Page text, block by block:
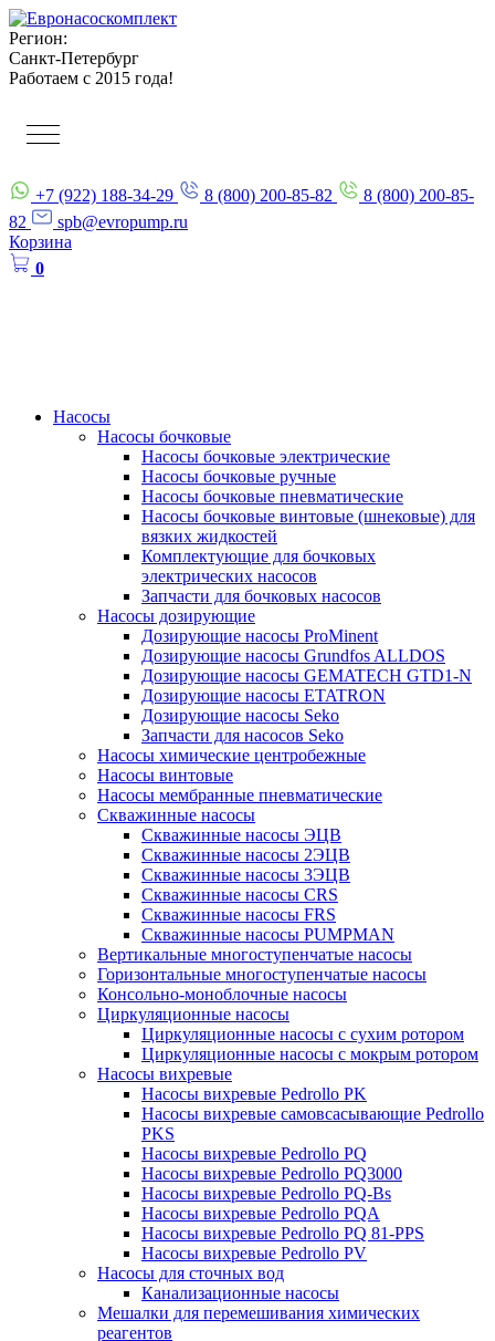
Регион:
Санкт-Петербург
Работаем с 2015 года!
+7 (922) 188-34-29 8 (800) 200-85-82
8 (800) 200-85-
82
spb@evropump.ru
Корзина
0
Насосы
Насосы бочковые
Насосы бочковые электрические
Насосы бочковые ручные
Насосы бочковые пневматические
Насосы бочковые винтовые (шнековые) для
вязких жидкостей
Комплектующие для бочковых
электрических насосов
Запчасти для бочковых насосов
Насосы дозирующие
Дозирующие насосы ProMinent
Дозирующие насосы Grundfos ALLDOS
Дозирующие насосы GEMATECH GTD1-N
Дозирующие насосы ETATRON
Дозирующие насосы Seko
Запчасти для насосов Seko
Насосы химические центробежные
Насосы винтовые
Насосы мембранные пневматические
Скважинные насосы
Скважинные насосы ЭЦВ
Скважинные насосы 2ЭЦВ
Скважинные насосы 3ЭЦВ
Скважинные насосы CRS
Скважинные насосы FRS
Скважинные насосы PUMPMAN
Вертикальные многоступенчатые насосы
Горизонтальные многоступенчатые насосы
Консольно-моноблочные насосы
Циркуляционные насосы
Циркуляционные насосы с сухим ротором
Циркуляционные насосы с мокрым ротором
Насосы вихревые
Насосы вихревые Pedrollo PK
Насосы вихревые самовсасывающие Pedrollo
PKS
Насосы вихревые Pedrollo PQ
Насосы вихревые Pedrollo PQ3000
Насосы вихревые Pedrollo PQ-Bs
Насосы вихревые Pedrollo PQA
Насосы вихревые Pedrollo PQ 81-PPS
Насосы вихревые Pedrollo PV
Насосы для сточных вод
Канализационные насосы
Мешалки для перемешивания химических
реагентов